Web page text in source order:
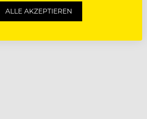
ALLE AKZEPTIEREN